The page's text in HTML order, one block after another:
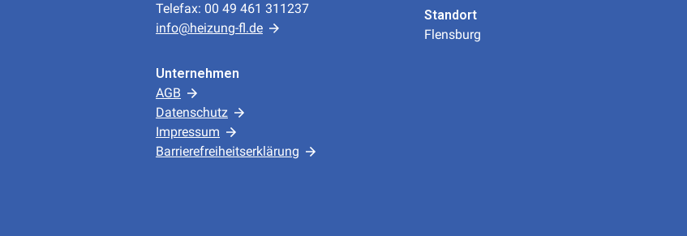
Telefax: 00 49 461 311237
info@heizung-fl.de
Unternehmen
AGB
Datenschutz
Impressum
Barrierefreiheitserklärung
Standort
Flensburg